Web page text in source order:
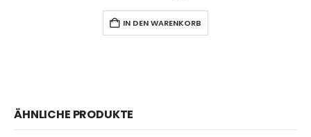
IN DEN WARENKORB
ÄHNLICHE PRODUKTE